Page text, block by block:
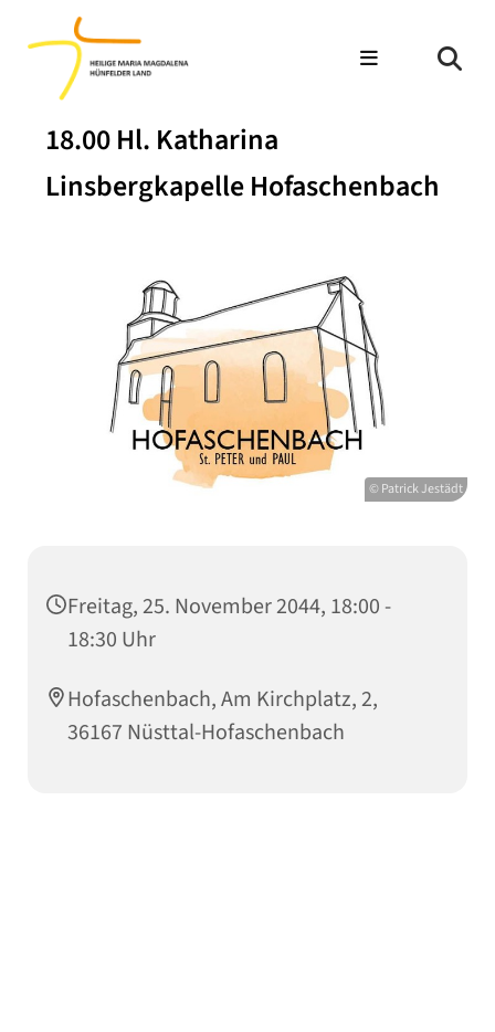
18.00 Hl. Katharina
Linsbergkapelle Hofaschenbach
© Patrick Jestädt
Freitag, 25. November 2044, 18:00 -
18:30 Uhr
Hofaschenbach, Am Kirchplatz, 2,
36167 Nüsttal-Hofaschenbach